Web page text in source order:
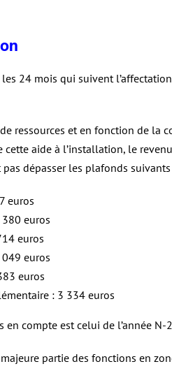
24 mois qui suivent
ressources et en fonction de la
aide à l’installation, le
dépasser les plafonds
euros
euros
euros
euros
euros
: 3 334 euros
compte est celui de l’année N-
partie des fonctions en